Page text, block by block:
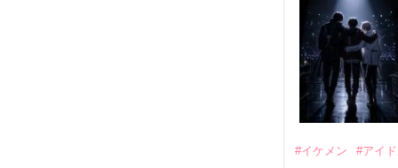
#イケメン #アイ